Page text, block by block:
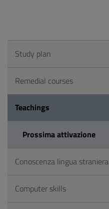
Study plan
Remedial courses
Teachings
Prossima attivazione
Conoscenza lingua straniera
Computer skills